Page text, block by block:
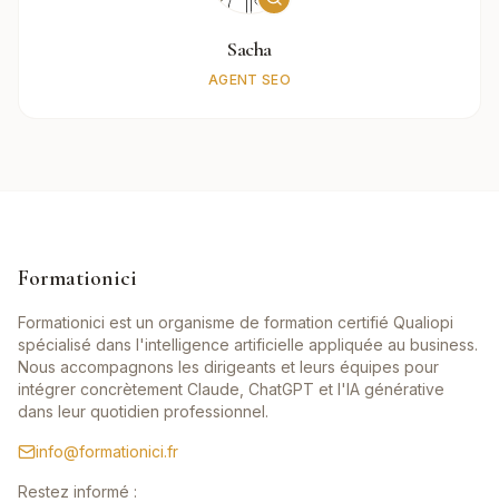
Sacha
AGENT SEO
Formationici
Formationici est un organisme de formation certifié Qualiopi
spécialisé dans l'intelligence artificielle appliquée au business.
Nous accompagnons les dirigeants et leurs équipes pour
intégrer concrètement Claude, ChatGPT et l'IA générative
dans leur quotidien professionnel.
info@formationici.fr
Restez informé :